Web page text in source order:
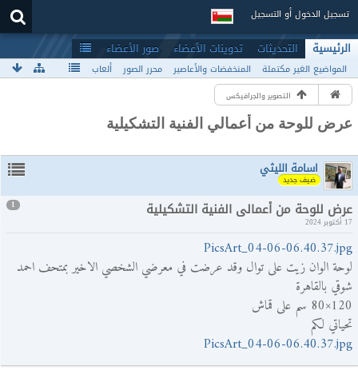
تسجيل الدخول أو التسجيل
الرئيسية التحديثات تدوينات الأعضاء صور الأعضاء
المواضيع الغير مكتملة المنخفضات والأعاصير محرر الصور ألعاب
التصوير والجرافيكس
عرض للوحة من أعمالي الفنية التشكيلية
اسامة الليثي
ضيف جديد
1
عرض للوحة من أعمالي الفنية التشكيلية
17 أكتوبر 2024
PicsArt_04-06-06.40.37.jpg
لوحة الوان زيت على توال وقد عرضت في معرضي الشخصي الاخير بمتحف احمد
شوقي بالقاهرة
120×80 سم على قماش
تحياتي لكم
PicsArt_04-06-06.40.37.jpg